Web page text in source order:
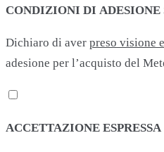
CONDIZIONI DI ADESIONE
Dichiaro di aver preso visione
adesione per l’acquisto del
ACCETTAZIONE